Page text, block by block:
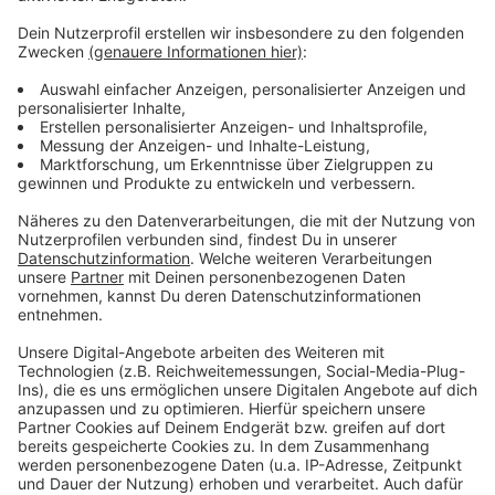
etwas gefeiert und wieder andere haben sich selbst
entlassen, bevor es andere tun. Deutschland hat
gewählt - Friedrich Merz muss jetzt irgendwie eine
funktionierende Regierung auf die Beine stellen. Und
Kindergarten-Gruppen gelernt haben, organisieren geht
am besten mit einer WhatsApp-Gruppe.
Anzeige
Anzeige